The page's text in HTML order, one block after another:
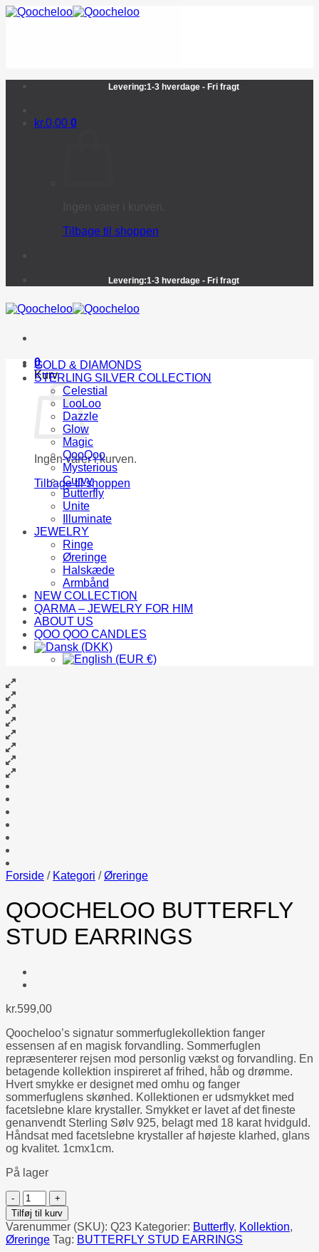
Fortsæt
Levering:1-3 hverdage - Fri fragt
kr.0,00 0
Tilbage til shoppen
Levering:1-3 hverdage - Fri fragt
0
Kurv
Ingen varer i kurven.
Tilbage til shoppen
GOLD & DIAMONDS
STERLING SILVER COLLECTION
Celestial
LooLoo
Dazzle
Glow
Magic
QooQoo
Mysterious
Curvy
Butterfly
Unite
Illuminate
JEWELRY
Ringe
Øreringe
Halskæde
Armbånd
NEW COLLECTION
QARMA – JEWELRY FOR HIM
ABOUT US
QOO QOO CANDLES
Forside / Kategori / Øreringe
QOOCHELOO BUTTERFLY
STUD EARRINGS
kr.599,00
Qoocheloo’s signatur sommerfuglekollektion fanger
essensen af en magisk forvandling. Sommerfuglen
repræsenterer rejsen mod personlig vækst og forvandling. En
betagende kollektion inspireret af frihed, håb og drømme.
Hvert smykke er designet med omhu og fanger
sommerfuglens skønhed. Kollektionen er udsmykket med
facetslebne klare krystaller. Smykket er lavet af det fineste
genanvendt Sterling Sølv 925, belagt med 18 karat hvidguld.
Håndsat med facetslebne krystaller af højeste klarhed, glans
og kvalitet. 1cmx1cm.
På lager
QOOCHELOO
BUTTERFLY
STUD
EARRINGS
antal
Tilføj til kurv
Varenummer (SKU): Q23 Kategorier: Butterfly, Kollektion,
Øreringe Tag: BUTTERFLY STUD EARRINGS